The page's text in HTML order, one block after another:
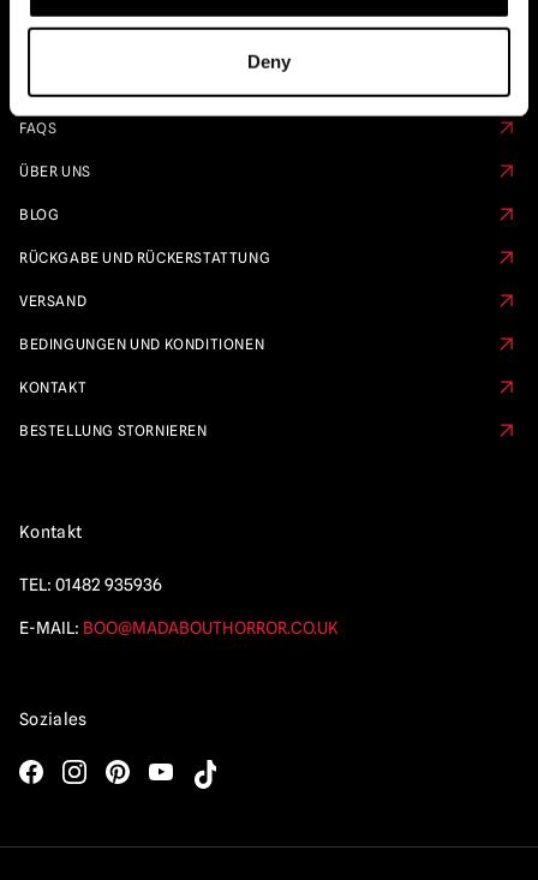
Deny
Schnelle Links
FAQS
ÜBER UNS
BLOG
RÜCKGABE UND RÜCKERSTATTUNG
VERSAND
BEDINGUNGEN UND KONDITIONEN
KONTAKT
BESTELLUNG STORNIEREN
Kontakt
TEL: 01482 935936
E-MAIL: BOO@MADABOUTHORROR.CO.UK
Soziales